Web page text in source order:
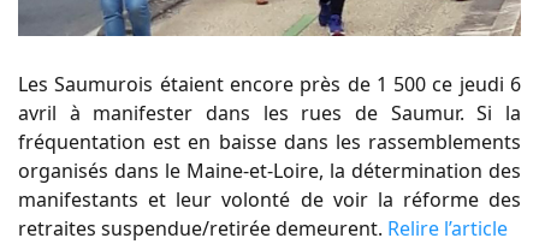
Les Saumurois étaient encore près de 1 500 ce jeudi 6
avril à manifester dans les rues de Saumur. Si la
fréquentation est en baisse dans les rassemblements
organisés dans le Maine-et-Loire, la détermination des
manifestants et leur volonté de voir la réforme des
retraites suspendue/retirée demeurent. Relire l’article